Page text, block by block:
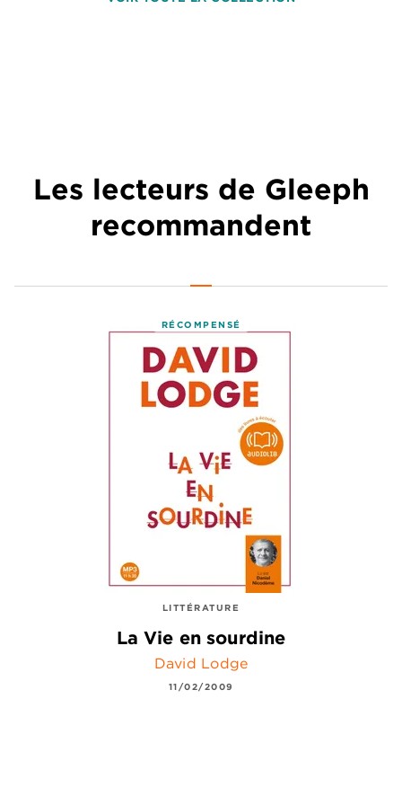
Les lecteurs de Gleeph
recommandent
RÉCOMPENSÉ
LITTÉRATURE
La Vie en sourdine
David Lodge
11/02/2009